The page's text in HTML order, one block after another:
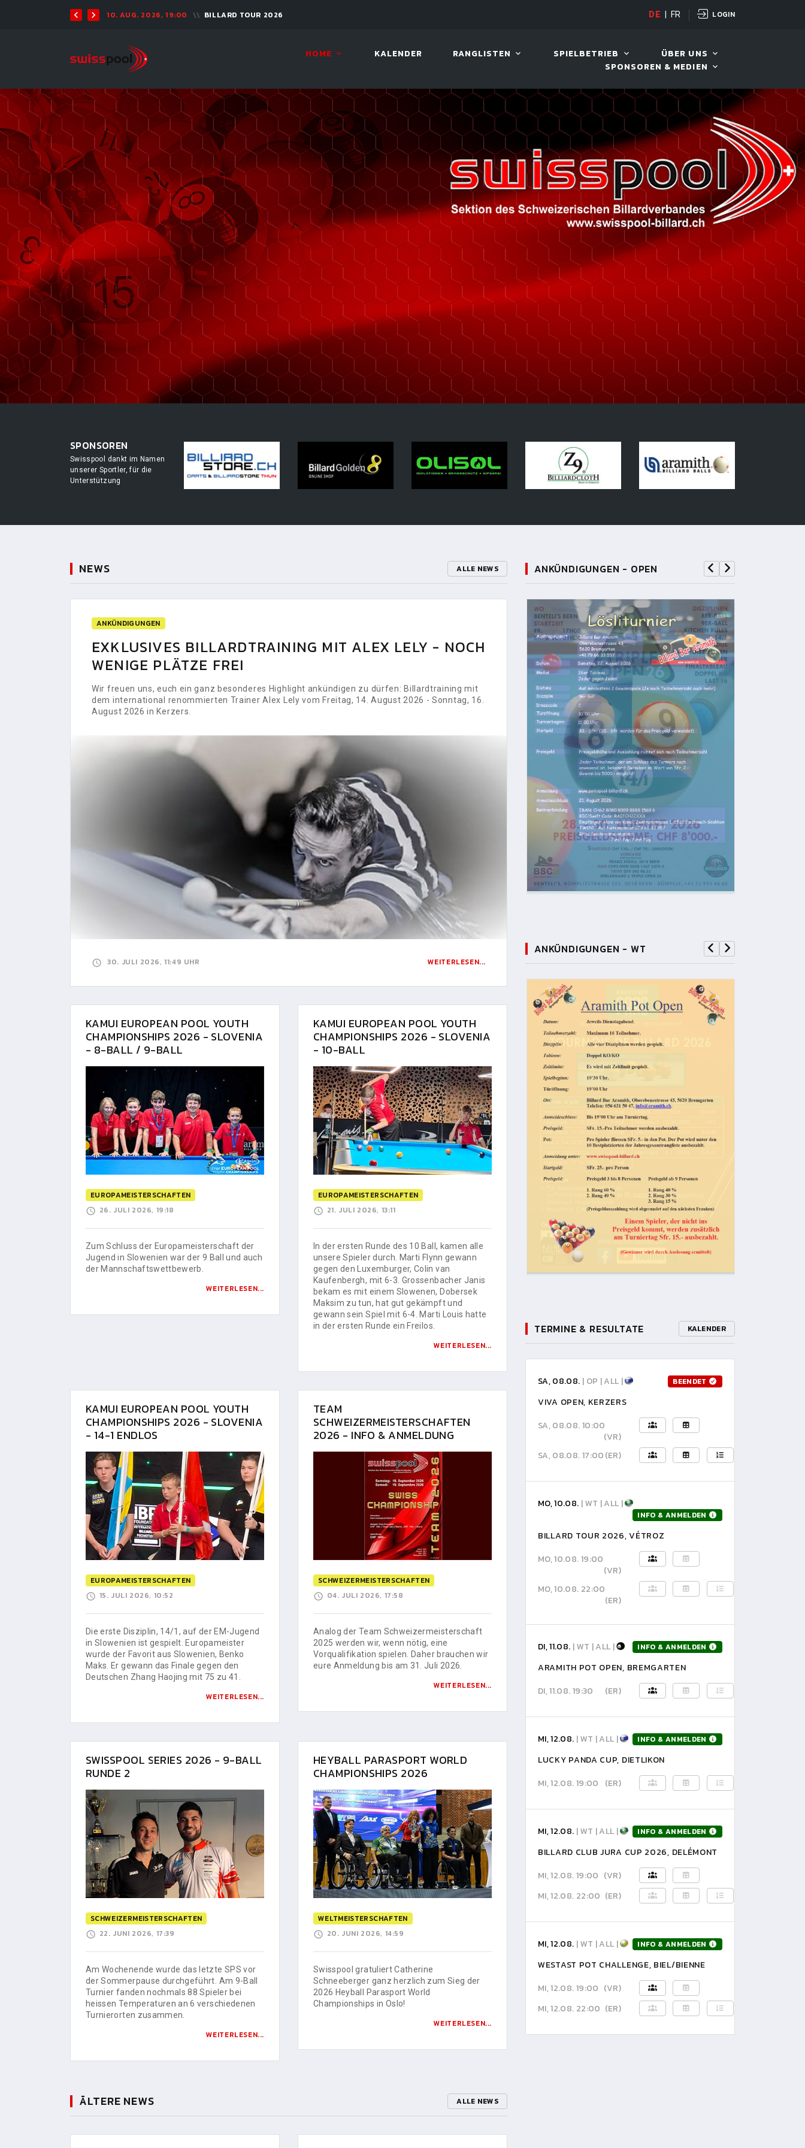
11. AUG. 2026, 19:30 ARAMITH POT OPEN 12. AUG. 2026, 19:00
DE FR LOGIN
HOME KALENDER RANGLISTEN SPIELBETRIEB
ÜBER UNS
SPONSOREN & MEDIEN
SPONSOREN
Swisspool dankt im Namen
unserer Sportler, für die
Unterstützung
NEWS ALLE NEWS
ANKÜNDIGUNGEN
EXKLUSIVES BILLARDTRAINING MIT ALEX LELY - NOCH
WENIGE PLÄTZE FREI
Wir freuen uns, euch ein ganz besonderes Highlight ankündigen zu dürfen: Billardtraining mit
dem international renommierten Trainer Alex Lely vom Freitag, 14. August 2026 - Sonntag, 16.
August 2026 in Kerzers.
30. JULI 2026, 11:49 UHR WEITERLESEN...
KAMUI EUROPEAN POOL YOUTH
CHAMPIONSHIPS 2026 - SLOVENIA
- 8-BALL / 9-BALL
EUROPAMEISTERSCHAFTEN
26. JULI 2026, 19:18
Zum Schluss der Europameisterschaft der
Jugend in Slowenien war der 9 Ball und auch
der Mannschaftswettbewerb.
WEITERLESEN...
KAMUI EUROPEAN POOL YOUTH
CHAMPIONSHIPS 2026 - SLOVENIA
- 10-BALL
EUROPAMEISTERSCHAFTEN
21. JULI 2026, 13:11
In der ersten Runde des 10 Ball, kamen alle
unsere Spieler durch. Marti Flynn gewann
gegen den Luxemburger, Colin van
Kaufenbergh, mit 6-3. Grossenbacher Janis
bekam es mit einem Slowenen, Dobersek
Maksim zu tun, hat gut gekämpft und
gewann sein Spiel mit 6-4. Marti Louis hatte
in der ersten Runde ein Freilos.
WEITERLESEN...
KAMUI EUROPEAN POOL YOUTH
CHAMPIONSHIPS 2026 - SLOVENIA
- 14-1 ENDLOS
EUROPAMEISTERSCHAFTEN
15. JULI 2026, 10:52
Die erste Disziplin, 14/1, auf der EM-Jugend
in Slowenien ist gespielt. Europameister
wurde der Favorit aus Slowenien, Benko
Maks. Er gewann das Finale gegen den
Deutschen Zhang Haojing mit 75 zu 41.
WEITERLESEN...
TEAM
SCHWEIZERMEISTERSCHAFTEN
2026 - INFO & ANMELDUNG
SCHWEIZERMEISTERSCHAFTEN
04. JULI 2026, 17:58
Analog der Team Schweizermeisterschaft
2025 werden wir, wenn nötig, eine
Vorqualifikation spielen. Daher brauchen wir
eure Anmeldung bis am 31. Juli 2026.
WEITERLESEN...
SWISSPOOL SERIES 2026 - 9-BALL
RUNDE 2
SCHWEIZERMEISTERSCHAFTEN
22. JUNI 2026, 17:39
Am Wochenende wurde das letzte SPS vor
der Sommerpause durchgeführt. Am 9-Ball
Turnier fanden nochmals 88 Spieler bei
heissen Temperaturen an 6 verschiedenen
Turnierorten zusammen.
WEITERLESEN...
HEYBALL PARASPORT WORLD
CHAMPIONSHIPS 2026
WELTMEISTERSCHAFTEN
20. JUNI 2026, 14:59
Swisspool gratuliert Catherine
Schneeberger ganz herzlich zum Sieg der
2026 Heyball Parasport World
Championships in Oslo!
WEITERLESEN...
ÄLTERE NEWS ALLE NEWS
ANKÜNDIGUNGEN - OPEN
ANKÜNDIGUNGEN - WT
TERMINE & RESULTATE KALENDER
SA, 08.08. | OP | ALL | BEENDET
VIVA OPEN, KERZERS
SA, 08.08. 10:00
(VR)
SA, 08.08. 17:00(ER)
MO, 10.08. | WT | ALL |
INFO & ANMELDEN
BILLARD TOUR 2026, VÉTROZ
MO, 10.08. 19:00
(VR)
MO, 10.08. 22:00
(ER)
DI, 11.08. | WT | ALL | INFO & ANMELDEN
ARAMITH POT OPEN, BREMGARTEN
DI, 11.08. 19:30
(ER)
MI, 12.08. | WT | ALL | INFO & ANMELDEN
LUCKY PANDA CUP, DIETLIKON
MI, 12.08. 19:00
(ER)
MI, 12.08. | WT | ALL | INFO & ANMELDEN
BILLARD CLUB JURA CUP 2026, DELÉMONT
MI, 12.08. 19:00 (VR)
MI, 12.08. 22:00 (ER)
MI, 12.08. | WT | ALL | INFO & ANMELDEN
WESTAST POT CHALLENGE, BIEL/BIENNE
MI, 12.08. 19:00 (VR)
MI, 12.08. 22:00 (ER)